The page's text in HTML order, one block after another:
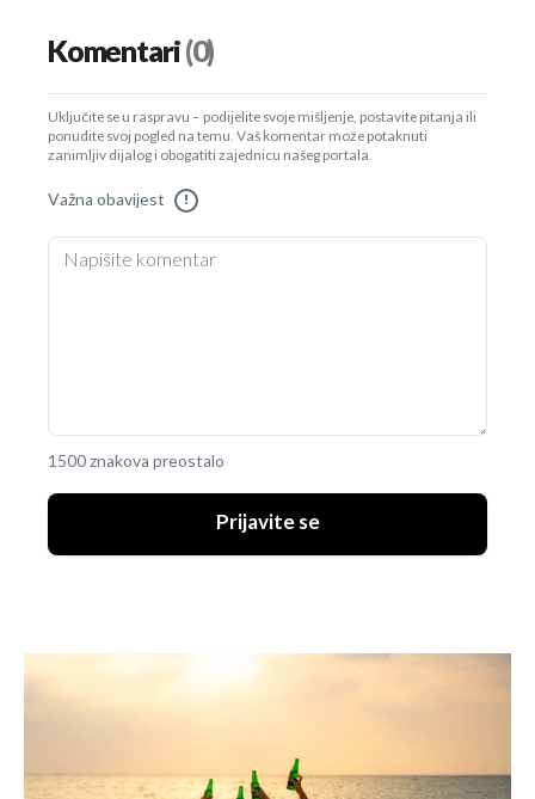
Komentari(0)
Uključite se u raspravu – podijelite svoje mišljenje, postavite pitanja ili
ponudite svoj pogled na temu. Vaš komentar može potaknuti
zanimljiv dijalog i obogatiti zajednicu našeg portala.
Važna obavijest !
1500 znakova preostalo
Prijavite se